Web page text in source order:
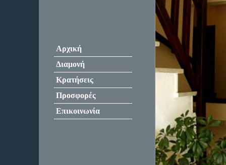
Αρχική
Διαμονή
Κρατήσεις
Προσφορές
Επικοινωνία